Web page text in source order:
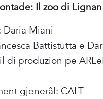
Il zoo di Lignan
Miani
Battistutta e
di produzion pe
gjenerâl: CALT